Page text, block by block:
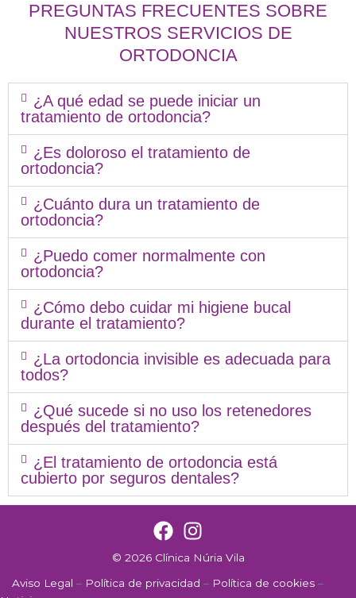
PREGUNTAS FRECUENTES SOBRE
NUESTROS SERVICIOS DE
ORTODONCIA
¿A qué edad se puede iniciar un
tratamiento de ortodoncia?
¿Es doloroso el tratamiento de
ortodoncia?
¿Cuánto dura un tratamiento de
ortodoncia?
¿Puedo comer normalmente con
ortodoncia?
¿Cómo debo cuidar mi higiene bucal
durante el tratamiento?
¿La ortodoncia invisible es adecuada para
todos?
¿Qué sucede si no uso los retenedores
después del tratamiento?
¿El tratamiento de ortodoncia está
cubierto por seguros dentales?
© 2026 Clínica Núria Vila
Aviso Legal – Política de privacidad – Política de cookies –